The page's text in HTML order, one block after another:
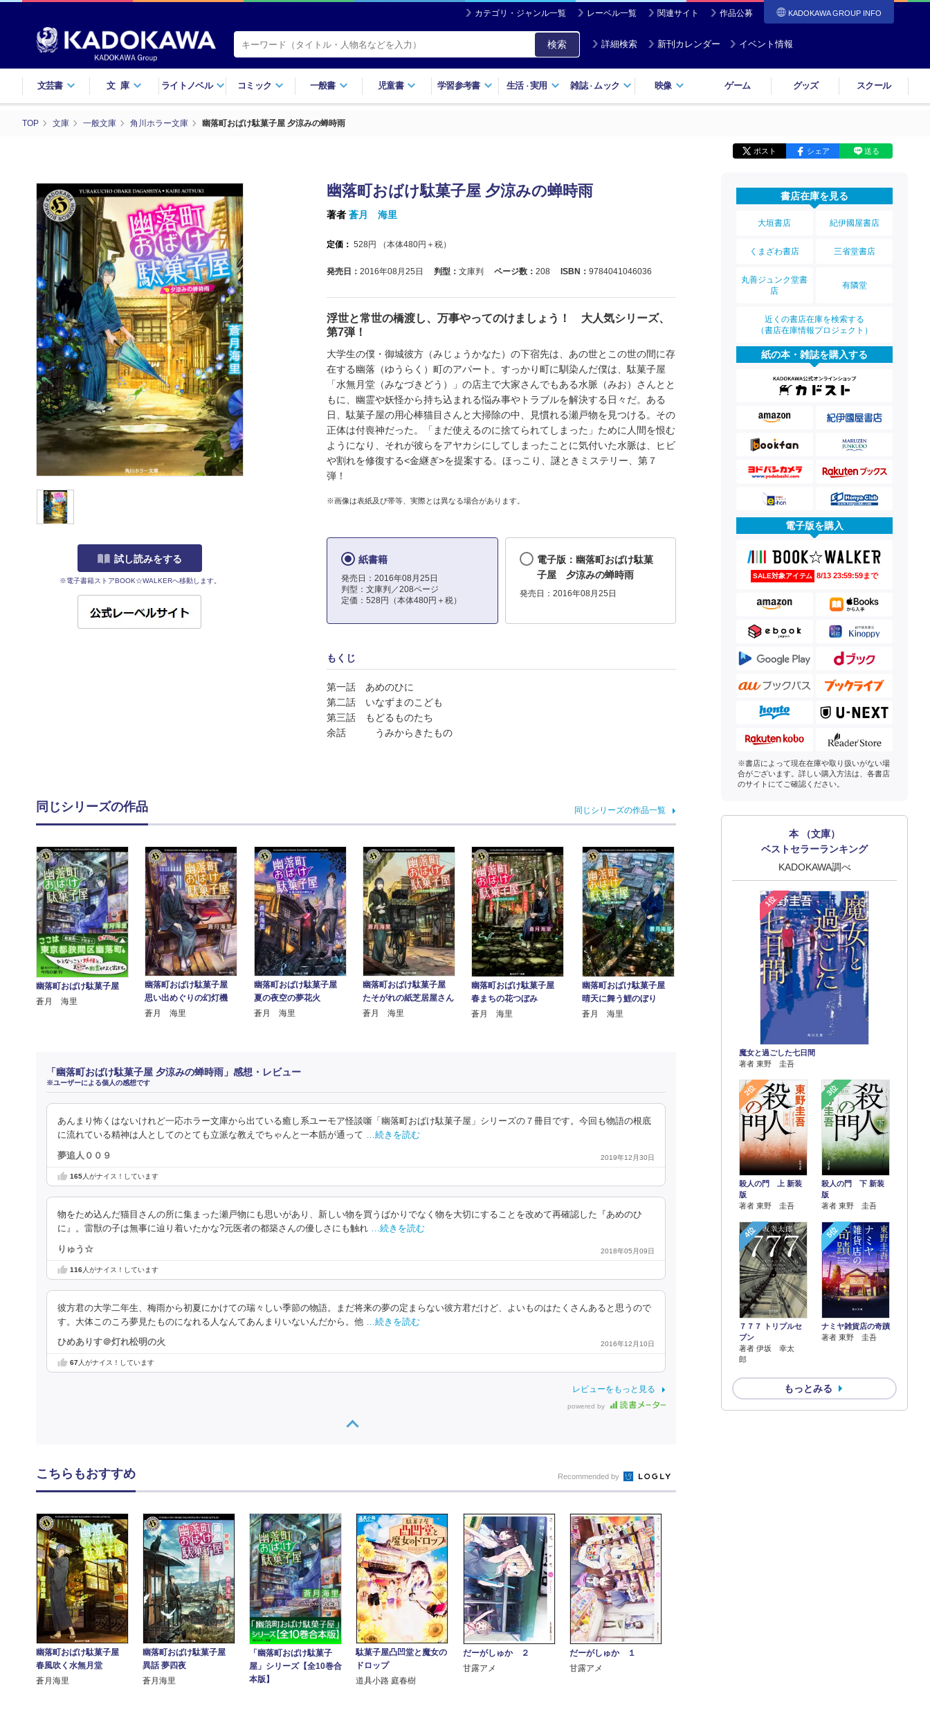
カテゴリ・ジャンル一覧 レーベル一覧 関連サイト 作品公募 KADOKAWA GROUP INFO
検索 詳細検索 新刊カレンダー イベント情報
文芸書 文庫 ライトノベル コミック 一般書 児童書 学習参考書 生活・実用 雑誌・ ムック 映像 ゲーム グッズ スクール
TOP 文庫 一般文庫 角川ホラー文庫 幽落町おばけ駄菓子屋 夕涼みの蝉時雨
ポスト シェア 送る
試し読みをする
※電子書籍ストアBOOK☆WALKERへ移動します。
幽落町おばけ駄菓子屋 夕涼みの蝉時雨
著者 蒼月 海里
定価： 528円 （本体480円＋税）
発売日： 2016年08月25日 判型： 文庫判 ページ数： 208 ISBN： 9784041046036
浮世と常世の橋渡し、万事やってのけましょう！ 大人気シリーズ、
第7弾！
大学生の僕・御城彼方（みじょうかなた）の下宿先は、あの世とこの世の間に存
在する幽落（ゆうらく）町のアパート。すっかり町に馴染んだ僕は、駄菓子屋
「水無月堂（みなづきどう）」の店主で大家さんでもある水脈（みお）さんとと
もに、幽霊や妖怪から持ち込まれる悩み事やトラブルを解決する日々だ。ある
日、駄菓子屋の用心棒猫目さんと大掃除の中、見慣れる瀬戸物を見つける。その
正体は付喪神だった。「まだ使えるのに捨てられてしまった」ために人間を恨む
ようになり、それが彼らをアヤカシにしてしまったことに気付いた水脈は、ヒビ
や割れを修復する<金継ぎ>を提案する。ほっこり、謎ときミステリー、第７
弾！
※画像は表紙及び帯等、実際とは異なる場合があります。
紙書籍
発売日：2016年08月25日
判型：文庫判／208ページ
定価：528円（本体480円＋税）
電子版：幽落町おばけ駄菓
子屋 夕涼みの蝉時雨
発売日：2016年08月25日
もくじ
第一話 あめのひに
第二話 いなずまのこども
第三話 もどるものたち
余話 うみからきたもの
同じシリーズの作品 同じシリーズの作品一覧
幽落町おばけ駄菓子屋
蒼月 海里
幽落町おばけ駄菓子屋
思い出めぐりの幻灯機
蒼月 海里
幽落町おばけ駄菓子屋
夏の夜空の夢花火
蒼月 海里
幽落町おばけ駄菓子屋
たそがれの紙芝居屋さん
蒼月 海里
幽落町おばけ駄菓子屋
春まちの花つぼみ
蒼月 海里
幽落町おばけ駄菓子屋
晴天に舞う鯉のぼり
蒼月 海里
「幽落町おばけ駄菓子屋 夕涼みの蝉時雨」感想・レビュー
※ユーザーによる個人の感想です
あんまり怖くはないけれど一応ホラー文庫から出ている癒し系ユーモア怪談噺「幽落町おばけ駄菓子屋」シリーズの７冊目です。今回も物語の根底
に流れている精神は人としてのとても立派な教えでちゃんと一本筋が通って …続きを読む
夢追人００９ 2019年12月30日
165人がナイス！しています
物をため込んだ猫目さんの所に集まった瀬戸物にも思いがあり、新しい物を買うばかりでなく物を大切にすることを改めて再確認した『あめのひ
に』。雷獣の子は無事に辿り着いたかな?元医者の都築さんの優しさにも触れ …続きを読む
りゅう☆ 2018年05月09日
116人がナイス！しています
彼方君の大学二年生、梅雨から初夏にかけての瑞々しい季節の物語。まだ将来の夢の定まらない彼方君だけど、よいものはたくさんあると思うので
す。大体このころ夢見たものになれる人なんてあんまりいないんだから。他
…続きを読む
ひめありす＠灯れ松明の火 2016年12月10日
67人がナイス！しています
レビューをもっと見る
powered by
書店在庫を見る
大垣書店 紀伊國屋書店
くまざわ書店 三省堂書店
丸善ジュンク堂書
店
有隣堂
近くの書店在庫を検索する
（書店在庫情報プロジェクト）
紙の本・雑誌を購入する
電子版を購入
SALE対象アイテム 8/13 23:59:59まで
※書店によって現在在庫や取り扱いがない場
合がございます。詳しい購入方法は、各書店
のサイトにてご確認ください。
本 （文庫）
ベストセラーランキング
KADOKAWA調べ
1位
魔女と過ごした七日間
著者 東野 圭吾
2位
殺人の門 上 新装
版
著者 東野 圭吾
3位
殺人の門 下 新装
版
著者 東野 圭吾
4位
７７７ トリプルセ
ブン
著者 伊坂 幸太
郎
5位
ナミヤ雑貨店の奇蹟
著者 東野 圭吾
もっとみる
こちらもおすすめ Recommended by
幽落町おばけ駄菓子屋
春風吹く水無月堂
蒼月海里
幽落町おばけ駄菓子屋
異話 夢四夜
蒼月海里
「幽落町おばけ駄菓子
屋」シリーズ【全10巻合
本版】
駄菓子屋凸凹堂と魔女の
ドロップ
道具小路 庭春樹
だーがしゅか ２
甘露アメ
だーがしゅか １
甘露アメ